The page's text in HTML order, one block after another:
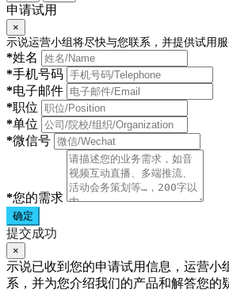
申请试用
×
示说运营小组将尽快与您联系，并提供试用
*姓名
*手机号码
*电子邮件
*职位
*单位
*微信号
*您的需求
确定
提交成功
×
示说已收到您的申请试用信息，运营小
系，并为您介绍我们的产品和解答您的